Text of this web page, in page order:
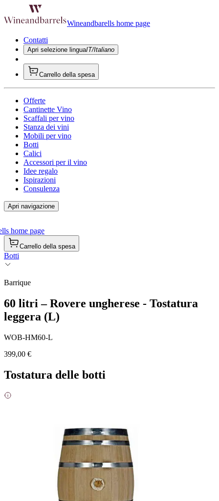
Wineandbarells home page
Contatti
Apri selezione linguaIT/Italiano
Carrello della spesa
Offerte
Cantinette Vino
Scaffali per vino
Stanza dei vini
Mobili per vino
Botti
Calici
Accessori per il vino
Idee regalo
Ispirazioni
Consulenza
Apri navigazione
home page
Carrello della spesa
Botti
Barrique
60 litri – Rovere ungherese - Tostatura
leggera (L)
WOB-HM60-L
399,00 €
Tostatura delle botti